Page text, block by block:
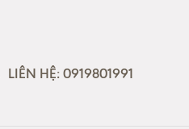
LIÊN HỆ: 0919801991